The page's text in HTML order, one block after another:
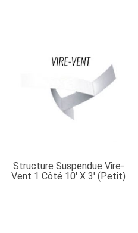
Structure Suspendue Vire-
Vent 1 Côté 10′ X 3′ (petit)